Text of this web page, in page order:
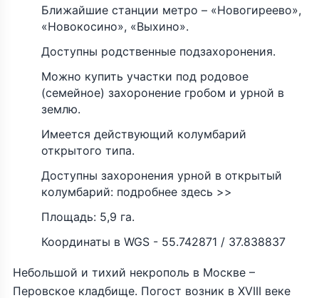
Ближайшие станции метро – «Новогиреево»,
«Новокосино», «Выхино».
Доступны родственные подзахоронения.
Можно купить участки под родовое
(семейное) захоронение гробом и урной в
землю.
Имеется действующий колумбарий
открытого типа.
Доступны захоронения урной в открытый
колумбарий: подробнее здесь >>
Площадь: 5,9 га.
Координаты в WGS - 55.742871 / 37.838837
Небольшой и тихий некрополь в Москве –
Перовское кладбище. Погост возник в XVIII веке